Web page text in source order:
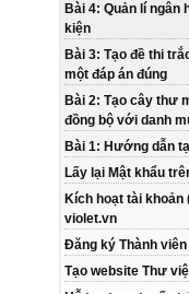
Bài 4: Quản lí ngân
kiện
Bài 3: Tạo đề thi
một đáp án đúng
Bài 2: Tạo cây thư
đồng bộ với danh
Bài 1: Hướng dẫn
Lấy lại Mật khẩu
Kích hoạt tài khoản
violet.vn
Đăng ký Thành
Tạo website Thư